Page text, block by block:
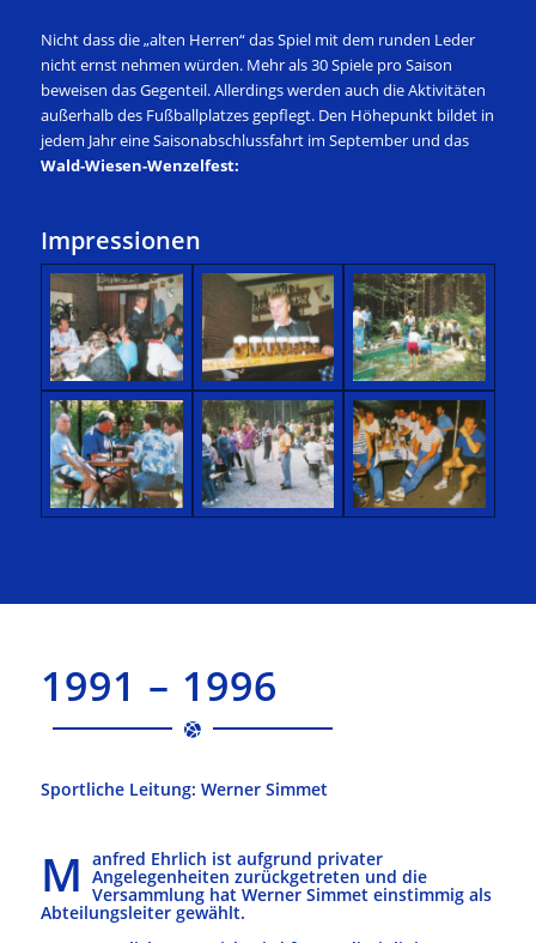
Nicht dass die „alten Herren“ das Spiel mit dem runden Leder
nicht ernst nehmen würden. Mehr als 30 Spiele pro Saison
beweisen das Gegenteil. Allerdings werden auch die Aktivitäten
außerhalb des Fußballplatzes gepflegt. Den Höhepunkt bildet in
jedem Jahr eine Saisonabschlussfahrt im September und das
Wald-Wiesen-Wenzelfest:
Impressionen
1991 – 1996
Sportliche Leitung: Werner Simmet
M anfred Ehrlich ist aufgrund privater
Angelegenheiten zurückgetreten und die
Versammlung hat Werner Simmet einstimmig als
Abteilungsleiter gewählt.